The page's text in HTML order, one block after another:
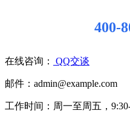
400-
在线咨询： QQ交谈
邮件：admin@example.com
工作时间：周一至周五，